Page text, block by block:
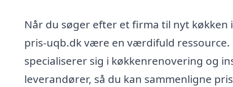
Når du søger efter et firma til nyt
pris-uqb.dk være en værdifuld
specialiserer sig i køkkenrenovering og
leverandører, så du kan sammenligne